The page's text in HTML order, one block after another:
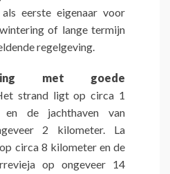
eerste eigenaar voor
of lange termijn
regelgeving.
met goede
strand ligt op circa 1
en de jachthaven van
2 kilometer. La
circa 8 kilometer en de
op ongeveer 14